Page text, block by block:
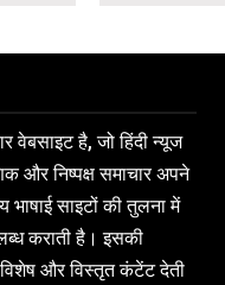
वेबसाइट है, जो हिंदी न्यूज
और निष्पक्ष समाचार अपने
भाषाई साइटों की तुलना में
कराती है। इसकी
और विस्तृत कंटेंट देती